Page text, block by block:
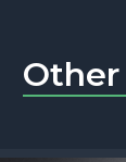
Other